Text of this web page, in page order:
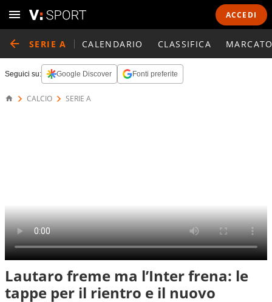
ACCEDI
SERIE A CALENDARIO CLASSIFICA
Seguici su: Google Discover Fonti preferite
CALCIO SERIE A
Lautaro freme ma l’Inter frena: le
tappe per il rientro e il nuovo